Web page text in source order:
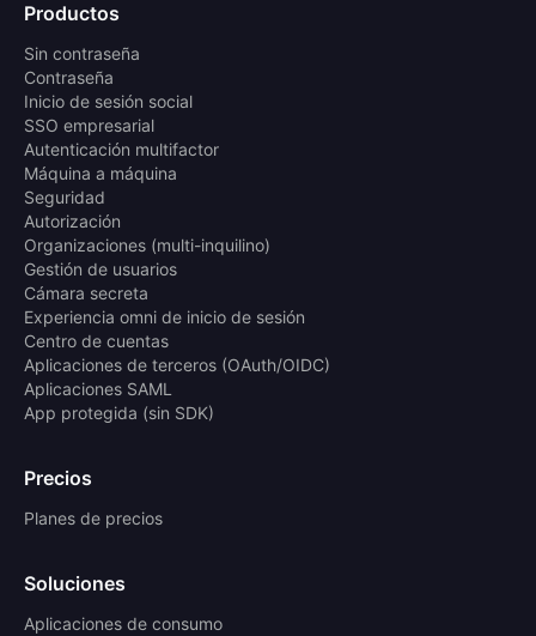
Productos
Sin contraseña
Contraseña
Inicio de sesión social
SSO empresarial
Autenticación multifactor
Máquina a máquina
Seguridad
Autorización
Organizaciones (multi-inquilino)
Gestión de usuarios
Cámara secreta
Experiencia omni de inicio de sesión
Centro de cuentas
Aplicaciones de terceros (OAuth/OIDC)
Aplicaciones SAML
App protegida (sin SDK)
Precios
Planes de precios
Soluciones
Aplicaciones de consumo